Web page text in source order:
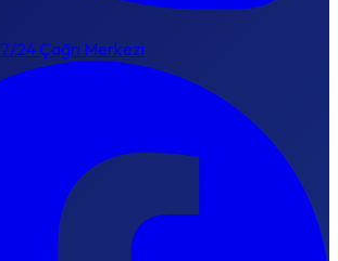
7/24 Çağrı Merkezi